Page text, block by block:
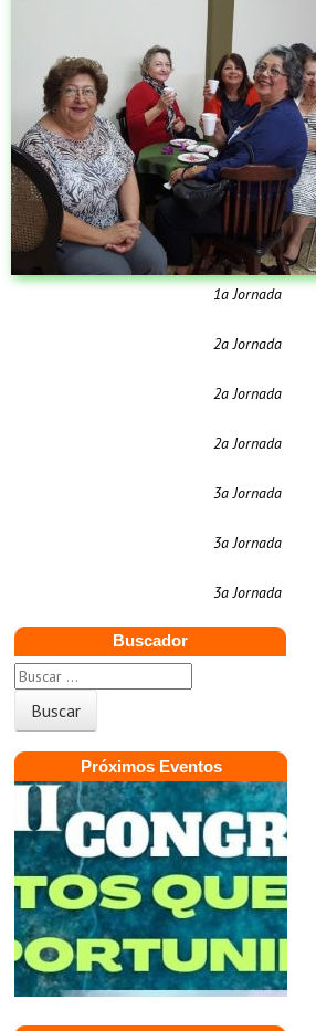
1a Jornada
2a Jornada
2a Jornada
2a Jornada
3a Jornada
3a Jornada
3a Jornada
Buscador
Próximos Eventos